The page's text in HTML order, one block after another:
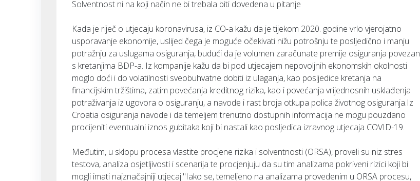
Solventnost ni na koji način ne bi trebala biti dovedena u pitanje
Kada je riječ o utjecaju koronavirusa, iz CO-a kažu da je tijekom 2020. godine vrlo vjerojatno
usporavanje ekonomije, uslijed čega je moguće očekivati nižu potrošnju te posljedično i manju
potražnju za uslugama osiguranja, budući da je volumen zaračunate premije osiguranja povezan
s kretanjima BDP-a. Iz kompanije kažu da bi pod utjecajem nepovoljnih ekonomskih okolnosti
moglo doći i do volatilnosti sveobuhvatne dobiti iz ulaganja, kao posljedice kretanja na
financijskim tržištima, zatim povećanja kreditnog rizika, kao i povećanja vrijednosnih usklađenja
potraživanja iz ugovora o osiguranju, a navode i rast broja otkupa polica životnog osiguranja.Iz
Croatia osiguranja navode i da temeljem trenutno dostupnih informacija ne mogu pouzdano
procijeniti eventualni iznos gubitaka koji bi nastali kao posljedica izravnog utjecaja COVID-19.
Međutim, u sklopu procesa vlastite procjene rizika i solventnosti (ORSA), proveli su niz stres
testova, analiza osjetljivosti i scenarija te procjenjuju da su tim analizama pokriveni rizici koji bi
mogli imati najznačajniji utjecaj."Iako se, temeljeno na analizama provedenim u ORSA procesu,